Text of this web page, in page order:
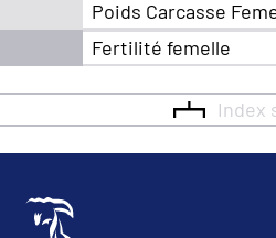
Poids Carcasse
Fertilité femelle
Index